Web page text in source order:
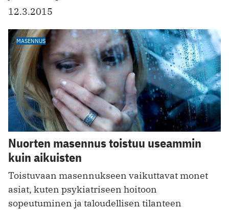
12.3.2015
MASENNUS
Nuorten masennus toistuu useammin
kuin aikuisten
Toistuvaan masennukseen vaikuttavat monet
asiat, kuten psykiatriseen hoitoon
sopeutuminen ja taloudellisen tilanteen